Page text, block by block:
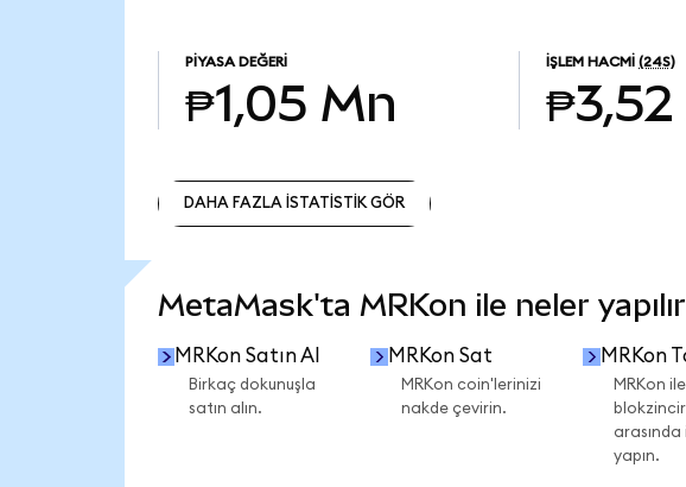
PIYASA DEĞERI
₱1,05 Mn
İŞLEM HACMI (24S)
DAHA FAZLA İSTATİSTİK GÖR
MetaMask'ta MRKon ile neler yapılır
MRKon Satın Al
Birkaç dokunuşla
satın alın.
MRKon Sat
MRKon coin'lerinizi
nakde çevirin.
MRKon
MRKon ile
arasında
yapın.